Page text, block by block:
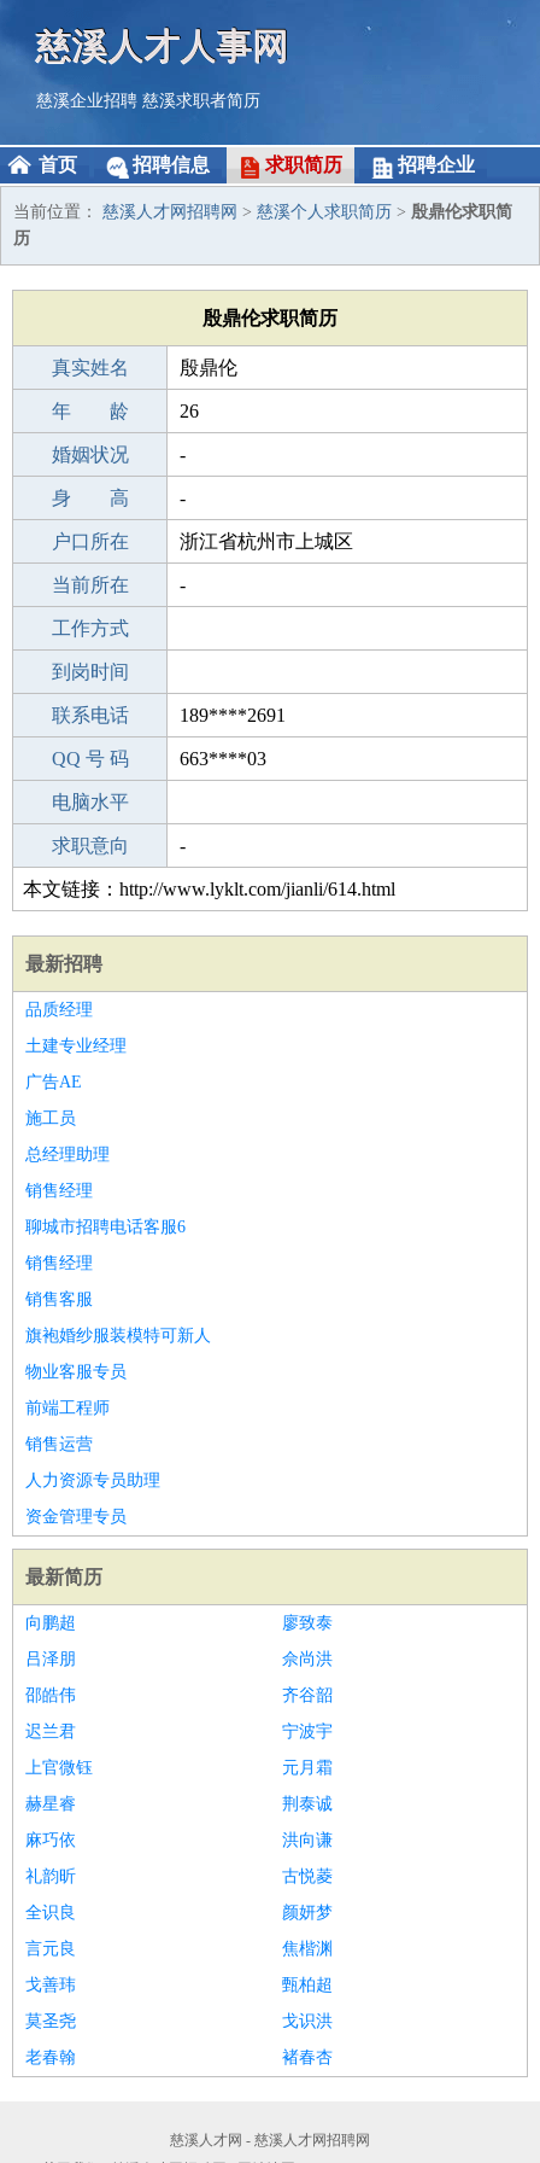
慈溪人才人事网
慈溪企业招聘 慈溪求职者简历
首页 招聘信息 求职简历 招聘企业
当前位置： 慈溪人才网招聘网 > 慈溪个人求职简历 > 殷鼎伦求职简
历
殷鼎伦求职简历
真实姓名 殷鼎伦
性 别 男
年 龄 26
出生年月 2000-12-22
婚姻状况 -
学 历 高中
身 高 -
毕业学校 茅塘中学
户口所在 浙江省杭州市上城区
所学专业 -
当前所在 -
工作经验
工作方式
驾 照
到岗时间
期望月薪
联系电话 189****2691
手机号码 189****2691
QQ 号 码 663****03
微信号码
电脑水平
外语水平
求职意向 -
本文链接：http://www.lyklt.com/jianli/614.html
最新招聘
品质经理
土建专业经理
广告AE
施工员
总经理助理
销售经理
聊城市招聘电话客服6
销售经理
销售客服
旗袍婚纱服装模特可新人
物业客服专员
前端工程师
销售运营
人力资源专员助理
资金管理专员
最新简历
向鹏超
廖致泰
吕泽朋
佘尚洪
邵皓伟
齐谷韶
迟兰君
宁波宇
上官微钰
元月霜
赫星睿
荆泰诚
麻巧依
洪向谦
礼韵昕
古悦菱
全识良
颜妍梦
言元良
焦楷渊
戈善玮
甄柏超
莫圣尧
戈识洪
老春翰
褚春杏
慈溪人才网 - 慈溪人才网招聘网